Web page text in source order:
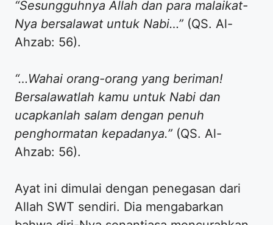
“Sesungguhnya Allah dan para malaikat-
Nya bersalawat untuk Nabi…” (QS. Al-
Ahzab: 56).
“…Wahai orang-orang yang beriman!
Bersalawatlah kamu untuk Nabi dan
ucapkanlah salam dengan penuh
penghormatan kepadanya.” (QS. Al-
Ahzab: 56).
Ayat ini dimulai dengan penegasan dari
Allah SWT sendiri. Dia mengabarkan